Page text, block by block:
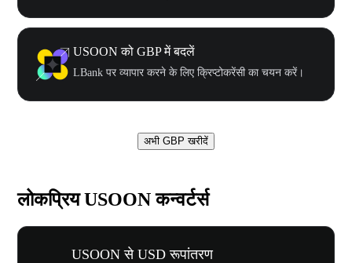
USOON को GBP में बदलें
LBank पर व्यापार करने के लिए क्रिप्टोकरेंसी का चयन करें।
अभी GBP खरीदें
लोकप्रिय USOON कन्वर्टर्स
USOON से USD रूपांतरण